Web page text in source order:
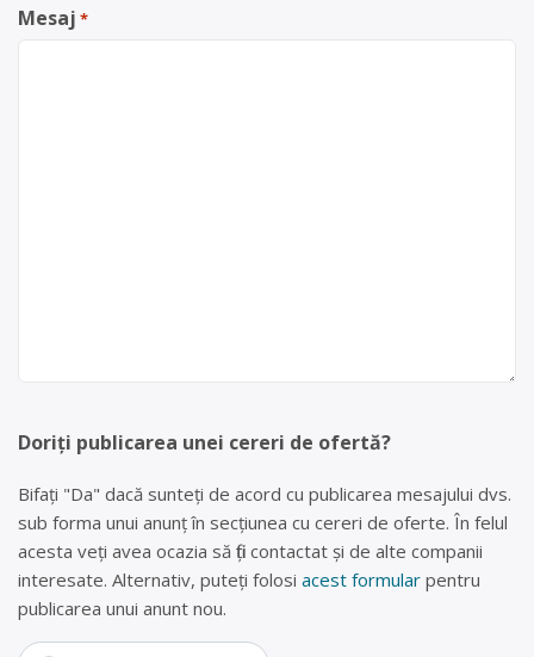
Mesaj *
Doriți publicarea unei cereri de ofertă?
Bifați "Da" dacă sunteți de acord cu publicarea mesajului dvs.
sub forma unui anunț în secțiunea cu cereri de oferte. În felul
acesta veți avea ocazia să fiți contactat și de alte companii
interesate. Alternativ, puteți folosi acest formular pentru
publicarea unui anunt nou.